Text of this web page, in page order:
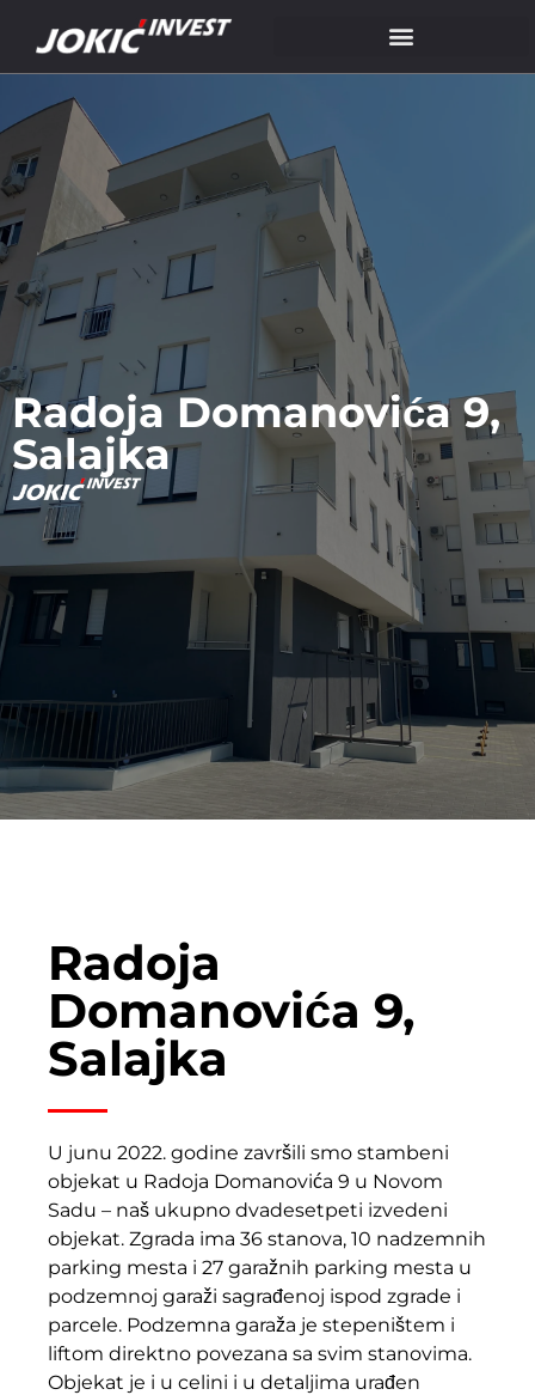
Radoja Domanovića 9,
Salajka
Radoja
Domanovića 9,
Salajka
U junu 2022. godine završili smo stambeni
objekat u Radoja Domanovića 9 u Novom
Sadu – naš ukupno dvadesetpeti izvedeni
objekat. Zgrada ima 36 stanova, 10 nadzemnih
parking mesta i 27 garažnih parking mesta u
podzemnoj garaži sagrađenoj ispod zgrade i
parcele. Podzemna garaža je stepeništem i
liftom direktno povezana sa svim stanovima.
Objekat je i u celini i u detaljima urađen